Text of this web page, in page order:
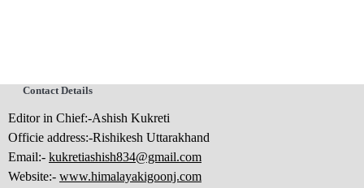
Contact Details
Editor in Chief:-Ashish Kukreti
Officie address:-Rishikesh Uttarakhand
Email:- kukretiashish834@gmail.com
Website:- www.himalayakigoonj.com